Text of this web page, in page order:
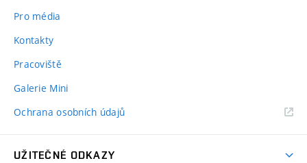
Pro média
Kontakty
Pracoviště
Galerie Mini
Ochrana osobních údajů
UŽITEČNÉ ODKAZY